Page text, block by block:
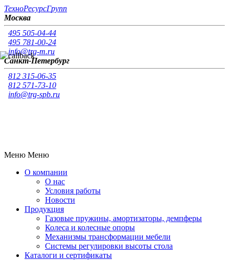
ТехноРесурсГрупп
Москва
495 505-04-44
495 781-00-24
info@trg-m.ru
Санкт-Петербург
812 315-06-35
812 571-73-10
info@trg-spb.ru
Меню Меню
О компании
О нас
Условия работы
Новости
Продукция
Газовые пружины, амортизаторы, демпферы
Колеса и колесные опоры
Механизмы трансформации мебели
Системы регулировки высоты стола
Каталоги и сертификаты